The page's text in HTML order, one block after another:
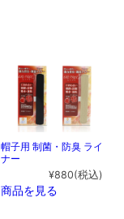
帽子用 制菌・防臭 ライ
ナー
¥880(税込)
商品を見る